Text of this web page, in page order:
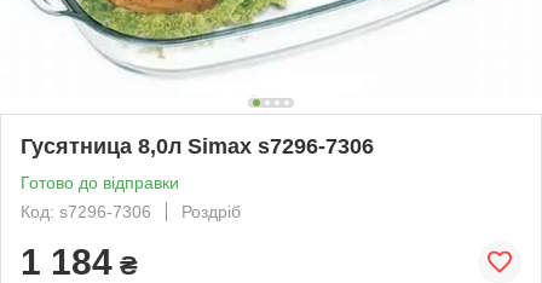
Гусятница 8,0л Simax s7296-7306
Готово до відправки
Код: s7296-7306
Роздріб
1 184 ₴